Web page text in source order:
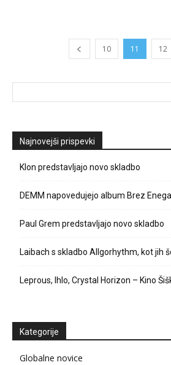
10 11 12
Najnovejši prispevki
Klon predstavljajo novo skladbo
DEMM napovedujejo album Brez
Paul Grem predstavljajo novo skladbo
Laibach s skladbo Allgorhythm, kot jih
Leprous, Ihlo, Crystal Horizon – Kino
Kategorije
Globalne novice